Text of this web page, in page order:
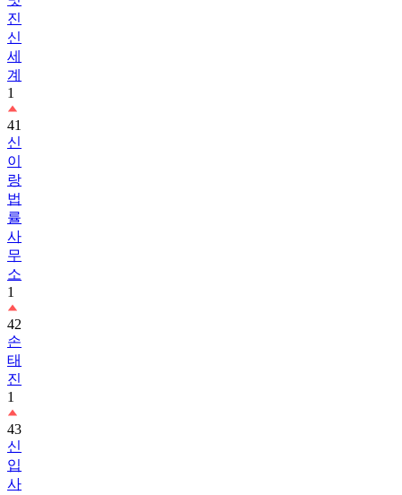
진
신
세
계
1
41
신
이
랑
법
률
사
무
소
1
42
손
태
진
1
43
신
입
사